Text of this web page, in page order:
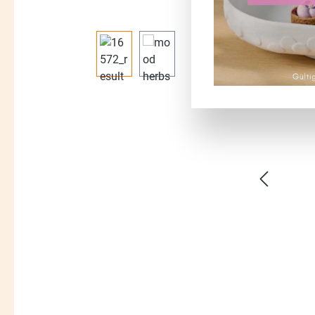
Bildergalerie überspringen